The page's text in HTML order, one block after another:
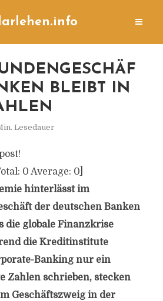
BLEIBT IN
Lesedauer
0 Average: 0]
hinterlässt im
der deutschen Banken
die globale Finanzkrise
die Kreditinstitute
Banking nur ein
Zahlen schrieben, stecken
Geschäftszweig in der